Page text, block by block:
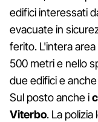
edifici interessati
evacuate in
ferito. L'intera
500 metri e nello
due edifici e
Sul posto anche i
Viterbo. La